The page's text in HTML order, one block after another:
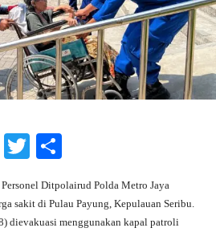
Fa
T
tte
r
re
Ditpolairud Polda Metro Jaya
sakit di Pulau Payung, Kepulauan Seribu.
dievakuasi menggunakan kapal patroli